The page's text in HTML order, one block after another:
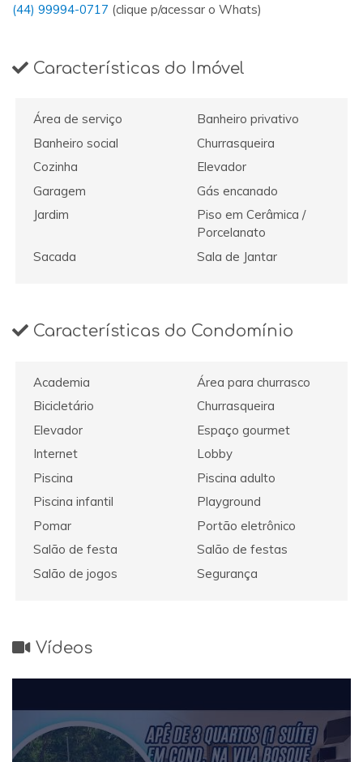
(44) 99994-0717 (clique p/acessar o Whats)
Características do Imóvel
Área de serviço
Banheiro privativo
Banheiro social
Churrasqueira
Cozinha
Elevador
Garagem
Gás encanado
Jardim
Piso em Cerâmica /
Porcelanato
Sacada
Sala de Jantar
Características do Condomínio
Academia
Área para churrasco
Bicicletário
Churrasqueira
Elevador
Espaço gourmet
Internet
Lobby
Piscina
Piscina adulto
Piscina infantil
Playground
Pomar
Portão eletrônico
Salão de festa
Salão de festas
Salão de jogos
Segurança
Vídeos